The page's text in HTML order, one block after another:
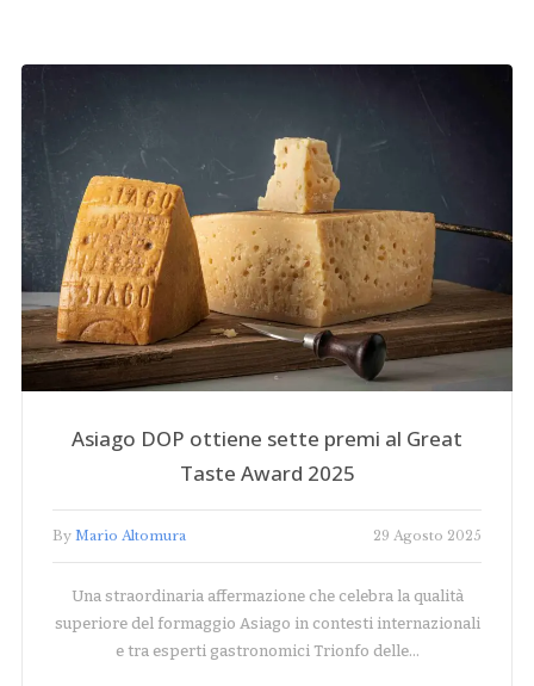
Asiago DOP ottiene sette premi al Great
Taste Award 2025
By Mario Altomura 29 Agosto 2025
Una straordinaria affermazione che celebra la qualità
superiore del formaggio Asiago in contesti internazionali
e tra esperti gastronomici Trionfo delle…